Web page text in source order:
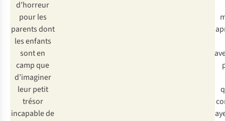
d’horreur
pour les
parents dont
les enfants
sont en
camp que
d’imaginer
leur petit
trésor
incapable de